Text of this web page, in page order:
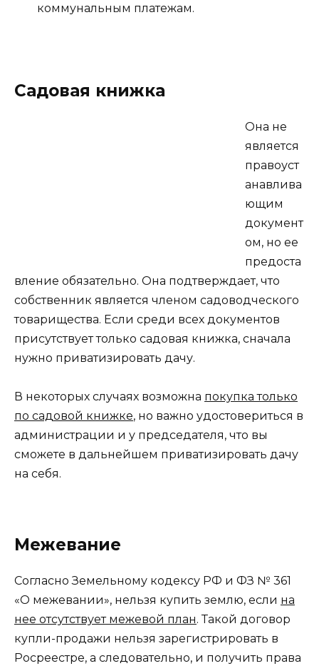
коммунальным платежам.
Садовая книжка
Она не
является
правоуст
анавлива
ющим
документ
ом, но ее
предоста
вление обязательно. Она подтверждает, что
собственник является членом садоводческого
товарищества. Если среди всех документов
присутствует только садовая книжка, сначала
нужно приватизировать дачу.
В некоторых случаях возможна покупка только
по садовой книжке, но важно удостовериться в
администрации и у председателя, что вы
сможете в дальнейшем приватизировать дачу
на себя.
Межевание
Согласно Земельному кодексу РФ и ФЗ № 361
«О межевании», нельзя купить землю, если на
нее отсутствует межевой план. Такой договор
купли-продажи нельзя зарегистрировать в
Росреестре, а следовательно, и получить права